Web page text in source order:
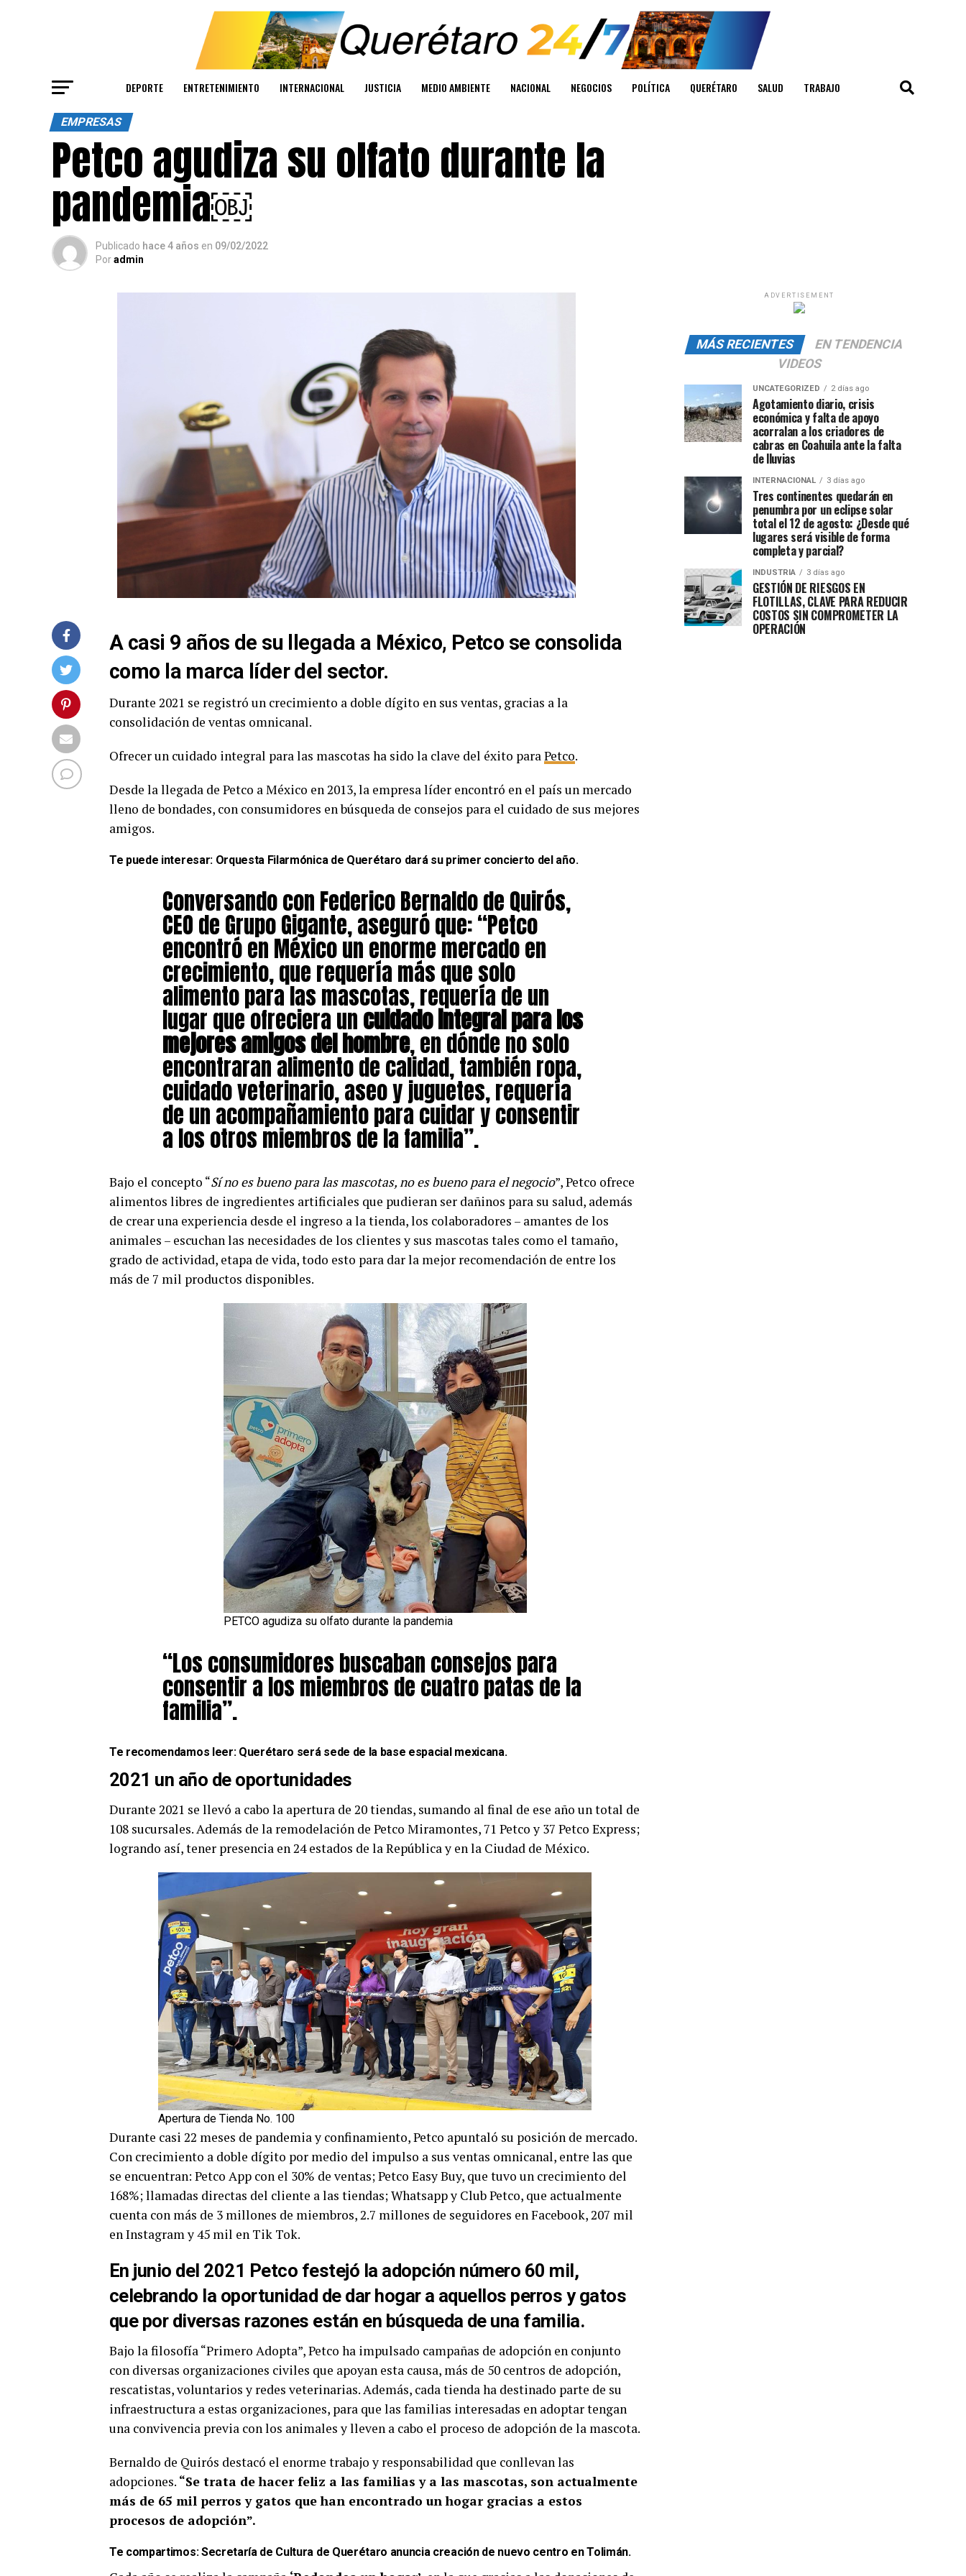
DEPORTE ENTRETENIMIENTO INTERNACIONAL JUSTICIA MEDIO AMBIENTE NACIONAL NEGOCIOS POLÍTICA QUERÉTARO SALUD TRABAJO
EMPRESAS
Petco agudiza su olfato durante la
pandemia￼
Publicado hace 4 años en 09/02/2022
Poradmin
A casi 9 años de su llegada a México, Petco se consolida
como la marca líder del sector.
Durante 2021 se registró un crecimiento a doble dígito en sus ventas, gracias a la
consolidación de ventas omnicanal.
Ofrecer un cuidado integral para las mascotas ha sido la clave del éxito paraPetco.
Desde la llegada de Petco a México en 2013, la empresa líder encontró en el país un mercado
lleno de bondades, con consumidores en búsqueda de consejos para el cuidado de sus mejores
amigos.
Te puede interesar: Orquesta Filarmónica de Querétaro dará su primer concierto del año.
Conversando con Federico Bernaldo de Quirós,
CEO de Grupo Gigante, aseguró que: “Petco
encontró en México un enorme mercado en
crecimiento, que requería más que solo
alimento para las mascotas, requería de un
lugar que ofreciera uncuidado integralpara los
mejores amigos del hombre, en dónde no solo
encontraran alimento de calidad, también ropa,
cuidado veterinario, aseo y juguetes, requería
de un acompañamiento para cuidar y consentir
a los otros miembros de la familia”.
Bajo el concepto “Sí no es bueno para las mascotas, no es bueno para el negocio”, Petco ofrece
alimentos libres de ingredientes artificiales que pudieran ser dañinos para su salud, además
de crear una experiencia desde el ingreso a la tienda, los colaboradores – amantes de los
animales – escuchan las necesidades de los clientes y sus mascotas tales como el tamaño,
grado de actividad, etapa de vida, todo esto para dar la mejor recomendación de entre los
más de 7 mil productos disponibles.
PETCO agudiza su olfato durante la pandemia
“Los consumidores buscaban consejos para
consentir a los miembros de cuatro patas de la
familia”.
Te recomendamos leer: Querétaro será sede de la base espacial mexicana.
2021 un año de oportunidades
Durante 2021 se llevó a cabo la apertura de 20 tiendas, sumando al final de ese año un total de
108 sucursales. Además de la remodelación de Petco Miramontes, 71 Petco y 37 Petco Express;
logrando así, tener presencia en 24 estados de la República y en la Ciudad de México.
Apertura de Tienda No. 100
Durante casi 22 meses de pandemia y confinamiento, Petco apuntaló su posición de mercado.
Con crecimiento a doble dígito por medio del impulso a sus ventas omnicanal, entre las que
se encuentran: Petco App con el 30% de ventas; Petco Easy Buy, que tuvo un crecimiento del
168%; llamadas directas del cliente a las tiendas; Whatsapp y Club Petco, que actualmente
cuenta con más de 3 millones de miembros, 2.7 millones de seguidores en Facebook, 207 mil
en Instagram y 45 mil en Tik Tok.
En junio del 2021 Petco festejó la adopción número 60 mil,
celebrando la oportunidad de dar hogar a aquellos perros y gatos
que por diversas razones están en búsqueda de una familia.
Bajo la filosofía “Primero Adopta”, Petco ha impulsado campañas de adopción en conjunto
con diversas organizaciones civiles que apoyan esta causa, más de 50 centros de adopción,
rescatistas, voluntarios y redes veterinarias. Además, cada tienda ha destinado parte de su
infraestructura a estas organizaciones, para que las familias interesadas en adoptar tengan
una convivencia previa con los animales y lleven a cabo el proceso de adopción de la mascota.
Bernaldo de Quirós destacó el enorme trabajo y responsabilidad que conllevan las
adopciones. “Se trata de hacer feliz a las familias y a las mascotas, son actualmente
más de 65 mil perros y gatos que han encontrado un hogar gracias a estos
procesos de adopción”.
Te compartimos:Secretaría de Cultura de Querétaro anuncia creación de nuevo centro en Tolimán.
ADVERTISEMENT
MÁS RECIENTES
EN TENDENCIA
VIDEOS
UNCATEGORIZED 2 días ago
Agotamiento diario, crisis
económica y falta de apoyo
acorralan a los criadores de
cabras en Coahuila ante la falta
de lluvias
INTERNACIONAL 3 días ago
Tres continentes quedarán en
penumbra por un eclipse solar
total el 12 de agosto: ¿Desde qué
lugares será visible de forma
completa y parcial?
INDUSTRIA 3 días ago
GESTIÓN DE RIESGOS EN
FLOTILLAS, CLAVE PARA REDUCIR
COSTOS SIN COMPROMETER LA
OPERACIÓN